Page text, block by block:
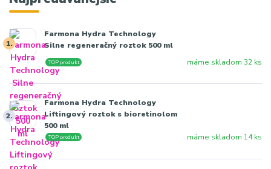
1.
Farmona Hydra Technology
Silne regeneračný roztok 500 ml
máme skladom 32 ks
TOP produkt
2.
Farmona Hydra Technology
Liftingový roztok s bioretinolom
500 ml
máme skladom 14 ks
TOP produkt